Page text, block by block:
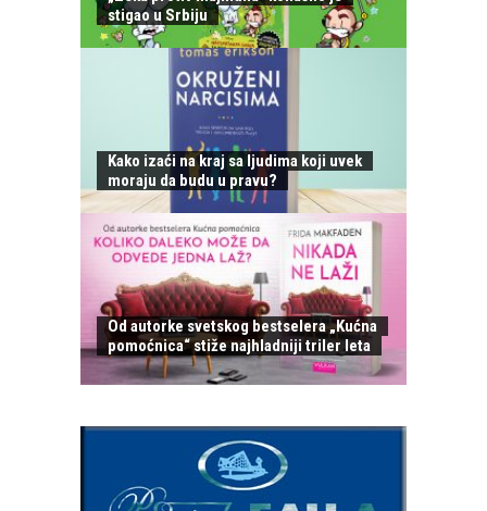
stigao u Srbiju
Kako izaći na kraj sa ljudima koji uvek
moraju da budu u pravu?
Od autorke svetskog bestselera „Kućna
pomoćnica“ stiže najhladniji triler leta